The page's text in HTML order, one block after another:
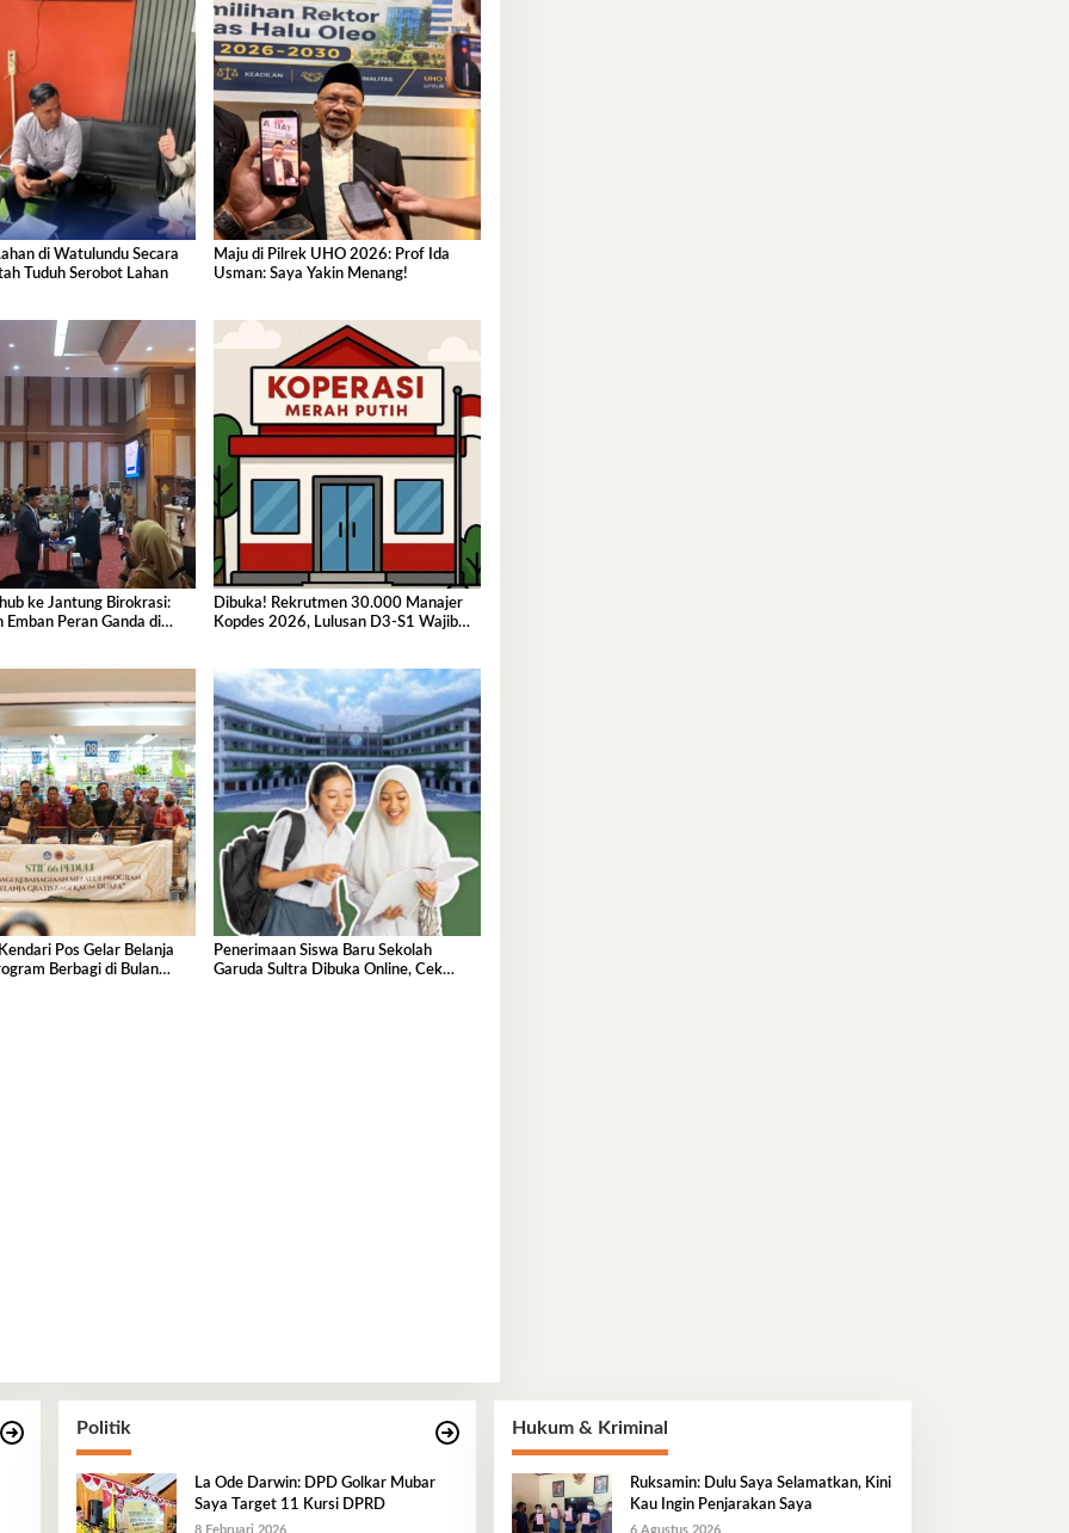
di Watulundu Secara
Tuduh Serobot Lahan
Maju di Pilrek UHO 2026: Prof Ida
Usman: Saya Yakin Menang!
ke Jantung Birokrasi:
Emban Peran Ganda di
Dibuka! Rekrutmen 30.000 Manajer
Kopdes 2026, Lulusan D3-S1 Wajib
Pos Gelar Belanja
Berbagi di Bulan
Penerimaan Siswa Baru Sekolah
Garuda Sultra Dibuka Online, Cek
Politik
La Ode Darwin: DPD Golkar Mubar
Saya Target 11 Kursi DPRD
Hukum & Kriminal
Ruksamin: Dulu Saya Selamatkan, Kini
Kau Ingin Penjarakan Saya